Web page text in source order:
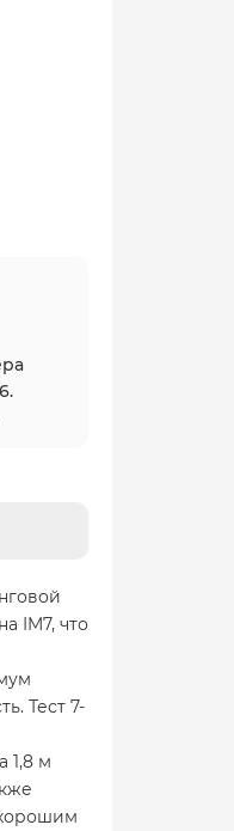
IM7, что
Тест 7-
1,8 м